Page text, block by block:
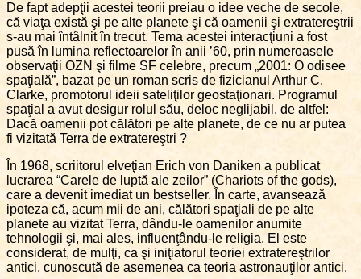
De fapt adepţii acestei teorii preiau o idee veche de secole,
că viaţa există şi pe alte planete şi că oamenii şi extratereştrii
s-au mai întâlnit în trecut. Tema acestei interacţiuni a fost
pusă în lumina reflectoarelor în anii ’60, prin numeroasele
observaţii OZN şi filme SF celebre, precum „2001: O odisee
spaţială”, bazat pe un roman scris de fizicianul Arthur C.
Clarke, promotorul ideii sateliţilor geostaţionari. Programul
spaţial a avut desigur rolul său, deloc neglijabil, de altfel:
Dacă oamenii pot călători pe alte planete, de ce nu ar putea
fi vizitată Terra de extratereştri ?
În 1968, scriitorul elveţian Erich von Daniken a publicat
lucrarea “Carele de luptă ale zeilor” (Chariots of the gods),
care a devenit imediat un bestseller. În carte, avansează
ipoteza că, acum mii de ani, călători spaţiali de pe alte
planete au vizitat Terra, dându-le oamenilor anumite
tehnologii şi, mai ales, influenţându-le religia. El este
considerat, de mulţi, ca şi iniţiatorul teoriei extratereştrilor
antici, cunoscută de asemenea ca teoria astronauţilor antici.